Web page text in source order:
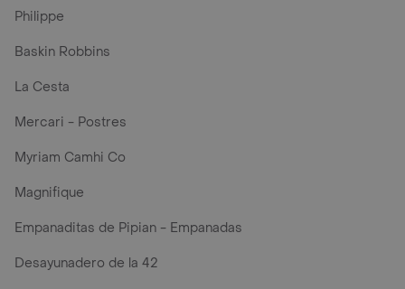
Philippe
Baskin Robbins
La Cesta
Mercari - Postres
Myriam Camhi Co
Magnifique
Empanaditas de Pipian - Empanadas
Desayunadero de la 42